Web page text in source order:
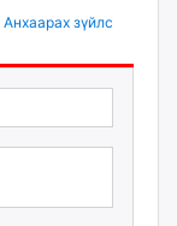
Анхаарах зүйлс